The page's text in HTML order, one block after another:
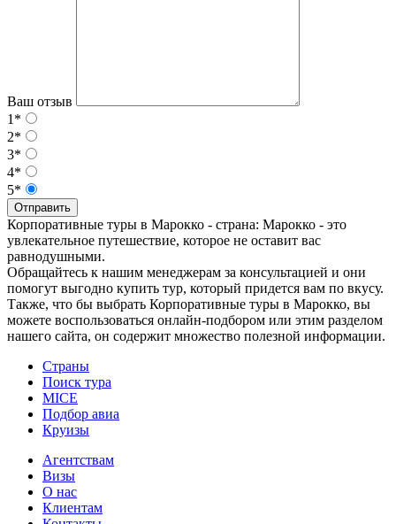
Ваш отзыв
1*
2*
3*
4*
5*
Отправить
Корпоративные туры в Марокко - страна: Марокко - это
увлекательное путешествие, которое не оставит вас
равнодушными.
Обращайтесь к нашим менеджерам за консультацией и они
помогут выгодно купить тур, который придется вам по вкусу.
Также, что бы выбрать Корпоративные туры в Марокко, вы
можете воспользоваться онлайн-подбором или этим разделом
нашего сайта, он содержит множество полезной информации.
Страны
Поиск тура
MICE
Подбор авиа
Круизы
Агентствам
Визы
О нас
Клиентам